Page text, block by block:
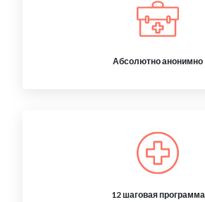
Абсолютно анонимно
12 шаговая программа